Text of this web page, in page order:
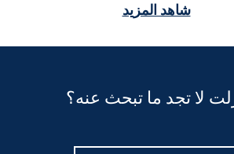
شاهد المزيد
لا تجد ما تبحث عنه؟